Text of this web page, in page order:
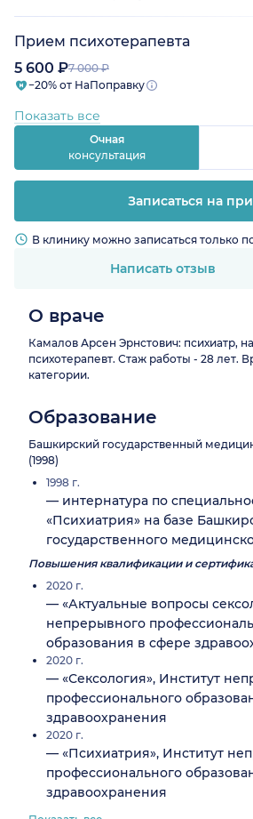
Прием психотерапевта
5 600 ₽7 000 ₽
−20% от НаПоправку
Показать все
Очная
консультация
Записаться на
В клинику можно записаться только
Написать отзыв
О враче
Камалов Арсен Эрнстович: психиатр,
психотерапевт. Стаж работы - 28 лет.
категории.
Образование
Башкирский государственный
(1998)
1998 г.
— интернатура по
«Психиатрия» на базе
государственного
Повышения квалификации и
2020 г.
— «Актуальные вопросы
непрерывного
образования в сфере
2020 г.
— «Сексология», Институт
профессионального
здравоохранения
2020 г.
— «Психиатрия», Институт
профессионального
здравоохранения